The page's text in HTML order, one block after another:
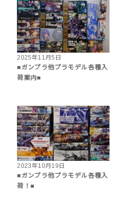
2025年11月5日
■ガンプラ他プラモデル各種入
荷案内■
2023年10月19日
■ガンプラ他プラモデル各種入
荷！■